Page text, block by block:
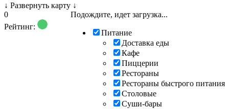
↓ Развернуть карту ↓
Подождите, идет загрузка...
Питание
Доставка еды
Кафе
Пиццерии
Рестораны
Рестораны быстрого питания
Столовые
Суши-бары
0
Рейтинг: